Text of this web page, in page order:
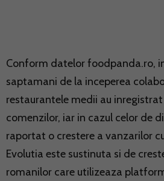
Conform datelor foodpanda.ro,
saptamani de la inceperea
restaurantele medii au
comenzilor, iar in cazul celor de
raportat o crestere a vanzarilor
Evolutia este sustinuta si de
romanilor care utilizeaza